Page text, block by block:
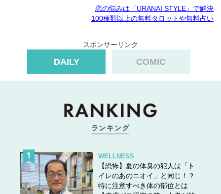
恋の悩みは「URANAI STYLE」で解決
100種類以上の無料タロットや無料占い
スポンサーリンク
DAILY COMIC
WELLNESS
【恐怖】夏の体臭の犯人は「ト
イレのあのニオイ」と同じ！？
特に注意すべき体の部位とは